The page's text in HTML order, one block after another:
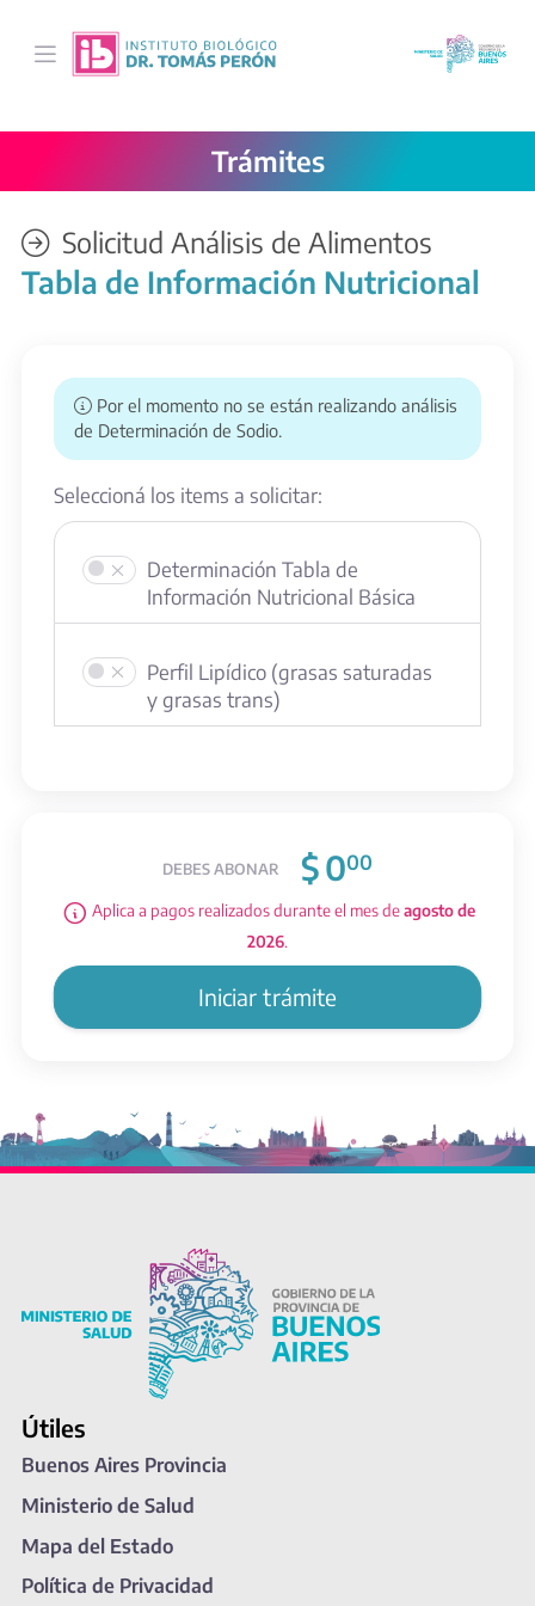
Trámites
Solicitud Análisis de Alimentos
Tabla de Información Nutricional
Por el momento no se están realizando análisis
de Determinación de Sodio.
Seleccioná los items a solicitar:
Determinación Tabla de
Información Nutricional Básica
Perfil Lipídico (grasas saturadas
y grasas trans)
DEBES ABONAR $000
Aplica a pagos realizados durante el mes deagosto de
2026.
Iniciar trámite
Útiles
Buenos Aires Provincia
Ministerio de Salud
Mapa del Estado
Política de Privacidad